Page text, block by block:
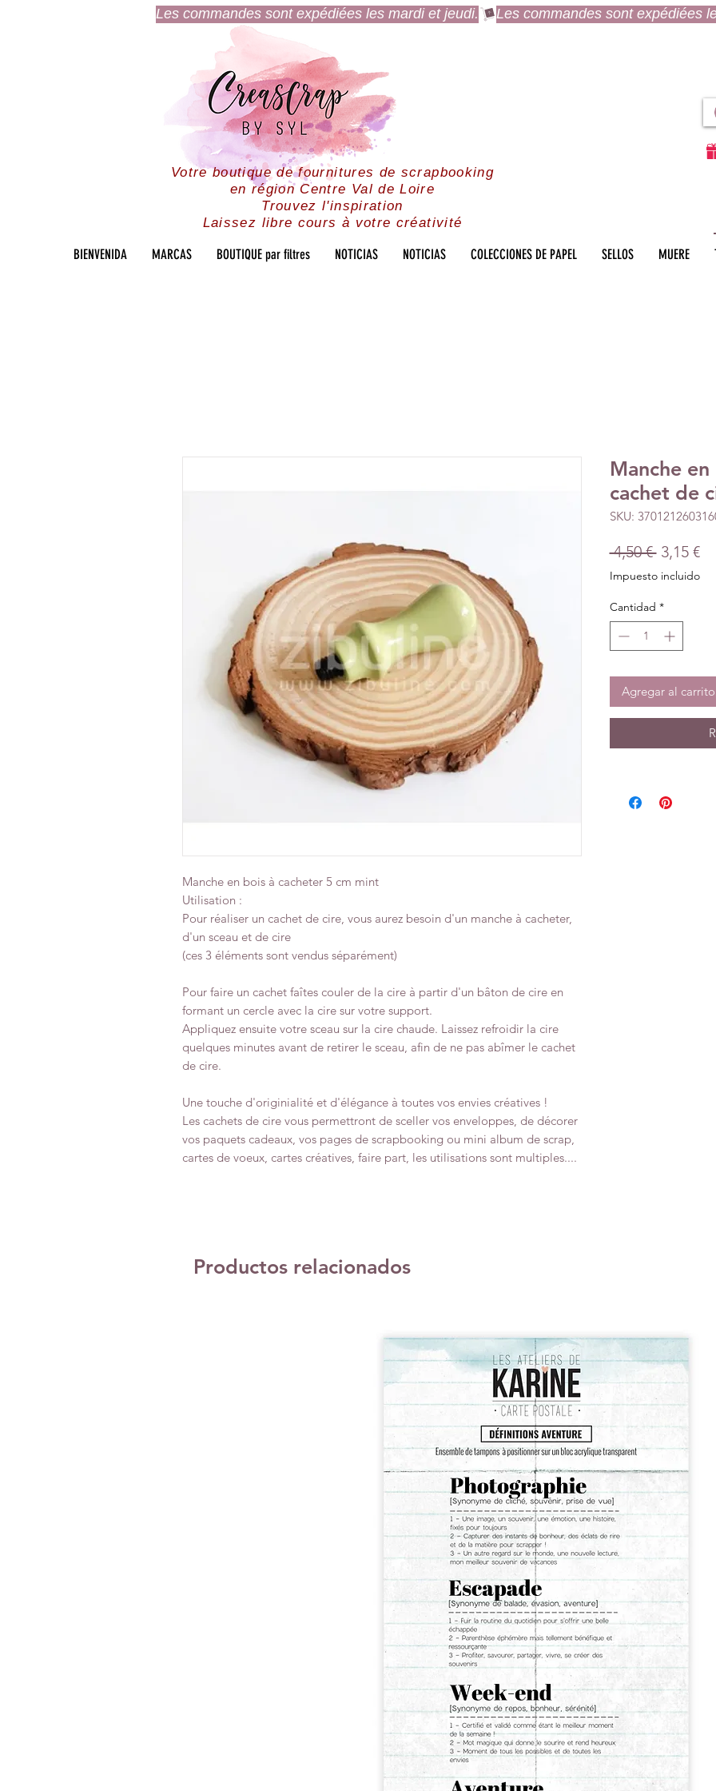
Les commandes sont expédiées les mardi et jeudi.
Votre boutique de fournitures de scrapbooking
en région Centre Val de Loire
Trouvez l'inspiration
Laissez libre cours à votre créativité
BIENVENIDA MARCAS BOUTIQUE par filtres NOTICIAS NOTICIAS COLECCIONES DE PAPEL SELLOS MUERE
Manche en bois à cacheter 5 cm mint
Utilisation :
Pour réaliser un cachet de cire, vous aurez besoin d'un manche à cacheter,
d'un sceau et de cire
(ces 3 éléments sont vendus séparément)
Pour faire un cachet faîtes couler de la cire à partir d'un bâton de cire en
formant un cercle avec la cire sur votre support.
Appliquez ensuite votre sceau sur la cire chaude. Laissez refroidir la cire
quelques minutes avant de retirer le sceau, afin de ne pas abîmer le cachet
de cire.
Une touche d'originialité et d'élégance à toutes vos envies créatives !
Les cachets de cire vous permettront de sceller vos enveloppes, de décorer
vos paquets cadeaux, vos pages de scrapbooking ou mini album de scrap,
cartes de voeux, cartes créatives, faire part, les utilisations sont multiples....
Manche
cachet de
SKU:
4,50 € Precio
3,15 €
de
Impuesto incluido
Cantidad *
Agregar al carrito
Productos relacionados